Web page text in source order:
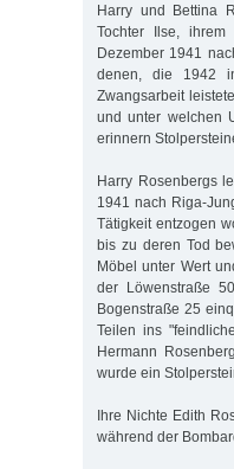
Harry und Bettina
Tochter Ilse,
Dezember 1941
denen, die 1942
Zwangsarbeit
und unter welchen
erinnern
Harry Rosenbergs
1941 nach Riga-
Tätigkeit entzogen
bis zu deren Tod
Möbel unter Wert
der Löwenstraße
Bogenstraße 25
Teilen ins
Hermann
wurde ein
Ihre Nichte Edith
während der